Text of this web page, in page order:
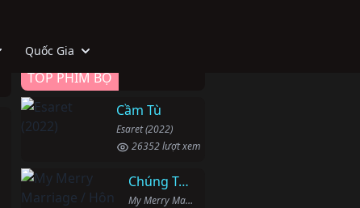
Quốc Gia
TOP PHIM BỘ
Cầm Tù
Esaret (2022)
26352 lượt xem
Chúng Ta Hãy Kết Hôn Nhé
My Merry Marriage / Hôn Nhân Hạnh Phúc (2024)